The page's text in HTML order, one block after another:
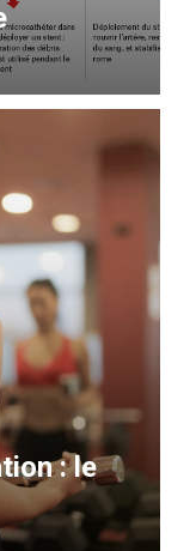
: le